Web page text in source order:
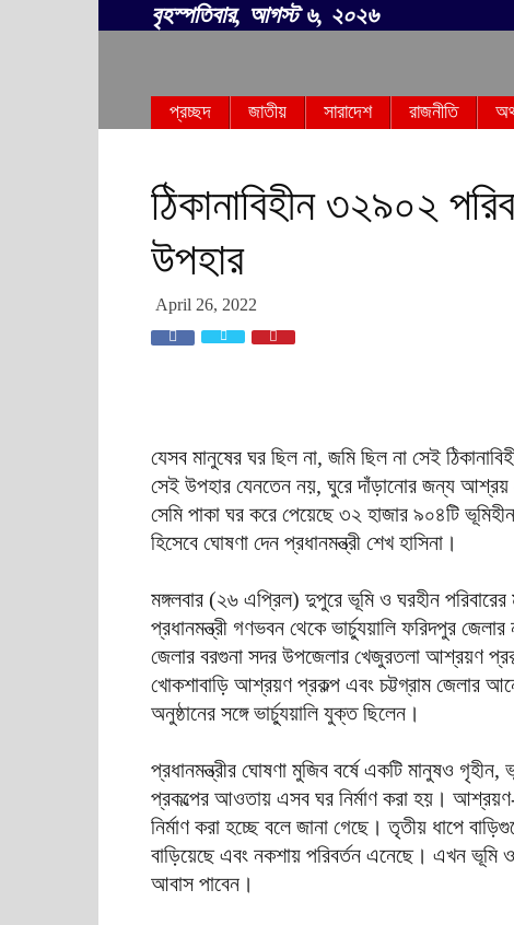
বৃহস্পতিবার, আগস্ট ৬, ২০২৬
বাংলা
প্রচ্ছদ জাতীয় সারাদেশ রাজনীতি
ঠিকানাবিহীন ৩২৯০২
উপহার
April 26, 2022
যেসব মানুষের ঘর ছিল না, জমি ছিল না সেই
সেই উপহার যেনতেন নয়, ঘুরে দাঁড়ানোর জন্য আশ্রয়
সেমি পাকা ঘর করে পেয়েছে ৩২ হাজার ৯০৪টি
হিসেবে ঘোষণা দেন প্রধানমন্ত্রী শেখ হাসিনা।
মঙ্গলবার (২৬ এপ্রিল) দুপুরে ভূমি ও ঘরহীন
প্রধানমন্ত্রী গণভবন থেকে ভার্চ্যুয়ালি ফরিদপুর
জেলার বরগুনা সদর উপজেলার খেজুরতলা আশ্রয়ণ
খোকশাবাড়ি আশ্রয়ণ প্রকল্প এবং চট্টগ্রাম জেলার
অনুষ্ঠানের সঙ্গে ভার্চ্যুয়ালি যুক্ত ছিলেন।
প্রধানমন্ত্রীর ঘোষণা মুজিব বর্ষে একটি মানুষও
প্রকল্পের আওতায় এসব ঘর নির্মাণ করা হয়।
নির্মাণ করা হচ্ছে বলে জানা গেছে। তৃতীয় ধাপে
বাড়িয়েছে এবং নকশায় পরিবর্তন এনেছে। এখন
আবাস পাবেন।